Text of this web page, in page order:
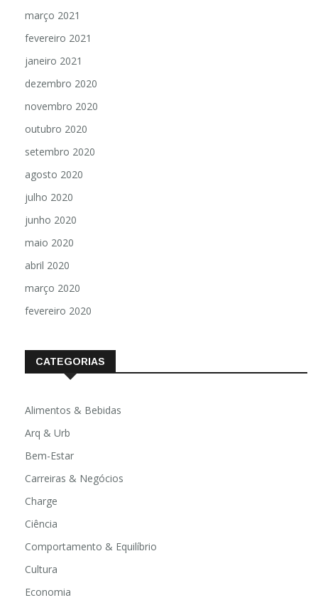
março 2021
fevereiro 2021
janeiro 2021
dezembro 2020
novembro 2020
outubro 2020
setembro 2020
agosto 2020
julho 2020
junho 2020
maio 2020
abril 2020
março 2020
fevereiro 2020
CATEGORIAS
Alimentos & Bebidas
Arq & Urb
Bem-Estar
Carreiras & Negócios
Charge
Ciência
Comportamento & Equilíbrio
Cultura
Economia